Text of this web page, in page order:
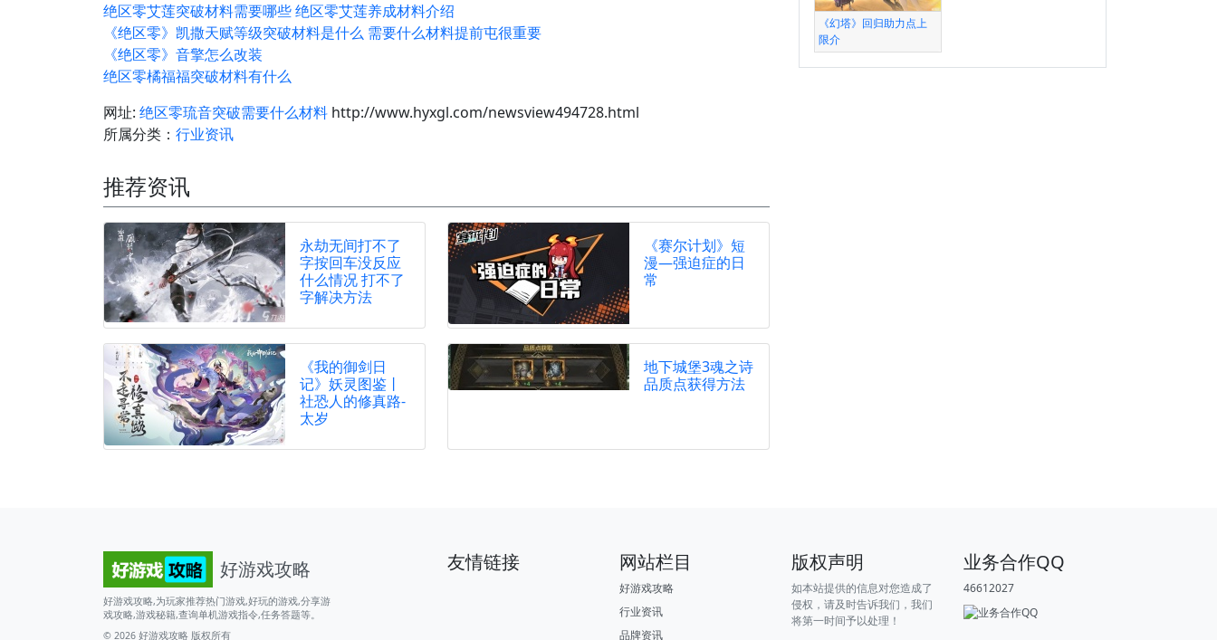
绝区零艾莲突破材料需要哪些 绝区零艾莲养成材料介绍
《绝区零》凯撒天赋等级突破材料是什么 需要什么材料提前屯很重要
《绝区零》音擎怎么改装
绝区零橘福福突破材料有什么
网址: 绝区零琉音突破需要什么材料 http://www.hyxgl.com/newsview494728.html
所属分类： 行业资讯
推荐资讯
永劫无间打不了
字按回车没反应
什么情况 打不了
字解决方法
《赛尔计划》短
漫—强迫症的日
常
《我的御剑日
记》妖灵图鉴丨
社恐人的修真路-
太岁
地下城堡3魂之诗
品质点获得方法
《幻塔》回归助力点上
限介
好游戏攻略
好游戏攻略,为玩家推荐热门游戏,好玩的游戏,分享游
戏攻略,游戏秘籍,查询单机游戏指令,任务答题等。
© 2026 好游戏攻略 版权所有
友情链接 网站栏目
好游戏攻略
行业资讯
品牌资讯
版权声明
如本站提供的信息对您造成了
侵权，请及时告诉我们，我们
将第一时间予以处理！
业务合作QQ
46612027